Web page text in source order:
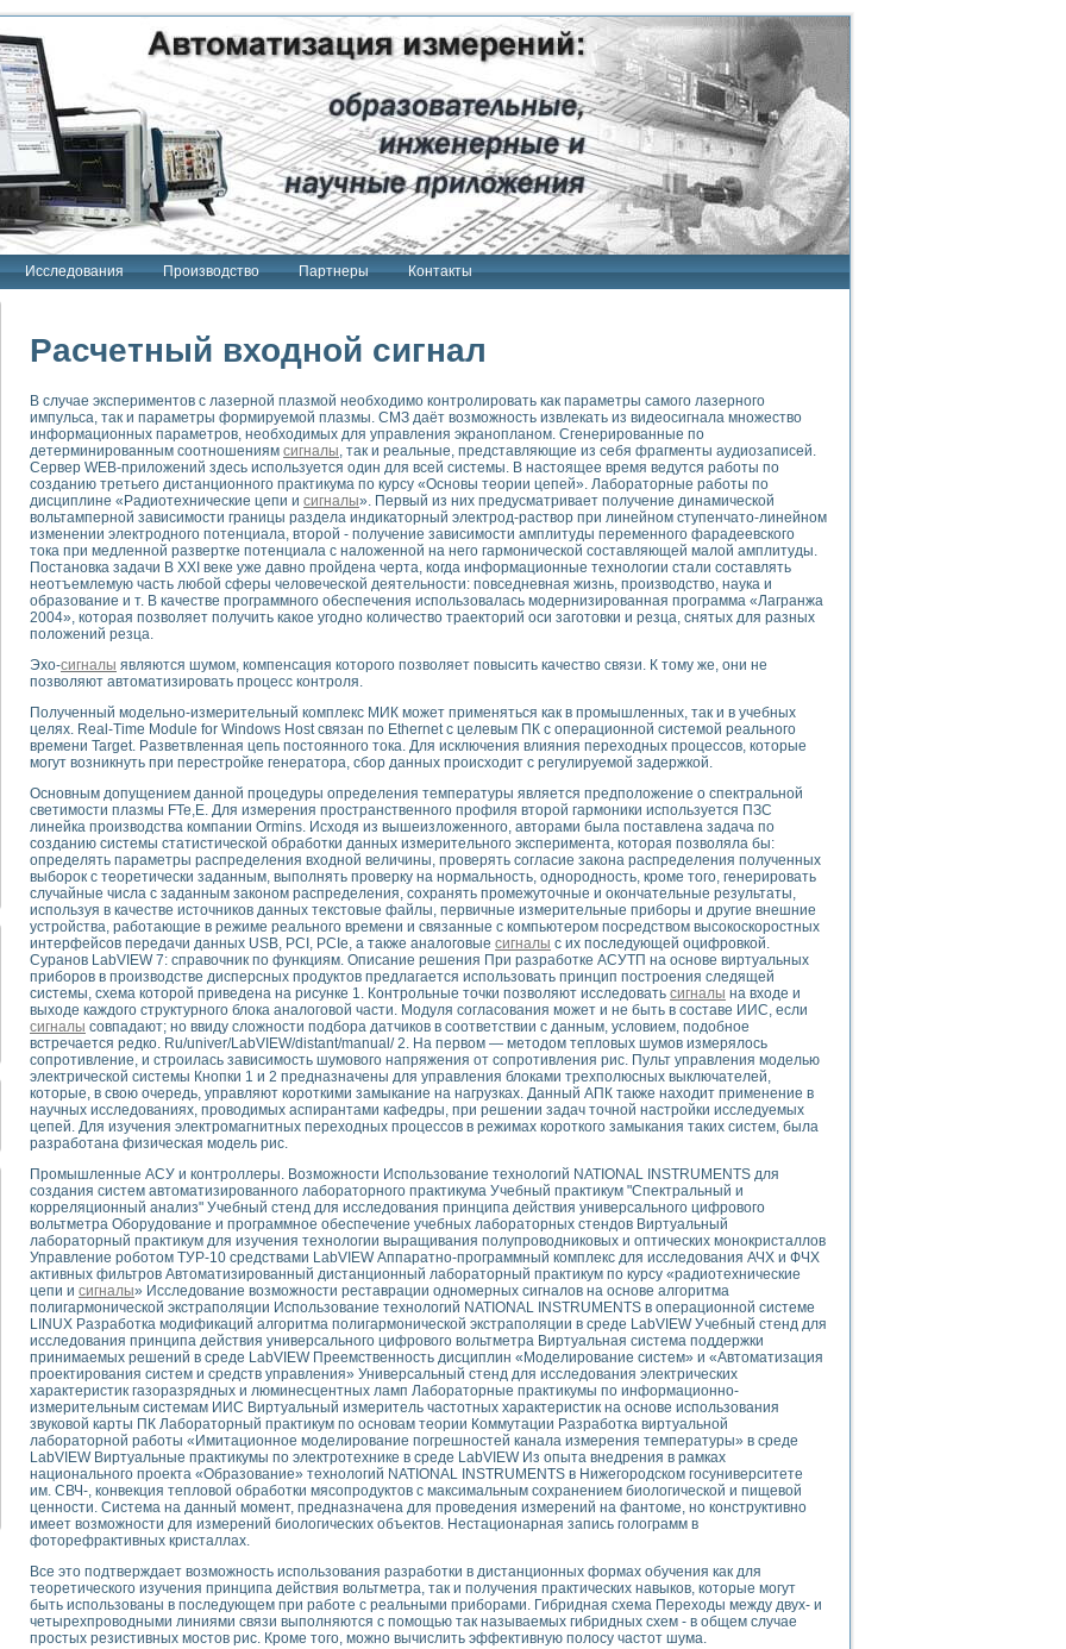
Исследования Производство Партнеры Контакты
"Сигнал-USB"
Интроскан
система
USB"
терапии серии СКАН
тензометрия и т.п.)
измерения параметров дизельных двигателей типа В-46
тяговых электродвигателей электровоза на базе устройств National Instruments
инструментов
элементной базы машин
module для моделирования электромагнитных процессов с целью отладки систем управления электрооборудованием на электроподвижном составе
скорости подвижного состава для тренажера машиниста состава
исследований в гиперзвуковых аэродинамических трубах
Nl SCXI для ультразвуковых контрольно-измерительных систем
сварных швов металлоконструкций
зрения в составе системы управления движением экраноплана
системы для лабораторных испытаний материалов методом акустической эмиссии
комплекс аппаратуры для определения тепловых и электрических характеристик и параметров силовых полупроводниковых приборов
процессов ДВС в динамических режимах
систем передачи данных
для исследования АЧХ и ФЧХ активных фильтров
для исследования параметров двухполюсников резонансным методом
операционных усилителей с применением аппаратно-программных средств NATIONAL INSTRUMENTS
на основе цифровой обработки выборок мгновенных значений
выравнивания электрических каналов
компенсации эхо-сигналов
математического моделирования сверхширокополосного стробоскопического осциллографа и исследования методов расширения его полосы
измерителя ВАХ фотоэлементов на базе виртуальных средств измерений
генератора сигналов - имитатора джиттера и измерителя параметров джиттера
исследование линейных антенн и антенных решеток в учебной лаборатории средствами LabVIEW
модуля с высоким разрешением для создания SPICE- модели импульсного сигнала
радиолокационного сигнала и его FFT анализ в программной среде Lab VIEW 7.1
уравнений состояния для исследования переходных процессов в среде LabVIEW
для устройства сбора данных NI USB-6009
стенда для измерения относительного остаточного электросопротивления (RRR) сверхпроводников
построения картины возбуждения комбинационных колебаний в пространстве Ван Дер Поля
показателей качества электрической энергии
управления источником питания PSP 2010 фирмы GW INSTEK
амперных характеристик солнечных модулей на базе USB-6008
нано-, фемто-, биотехнологии и мехатроника
по измерению временных характеристик реверсивных сред
комплекс на базе LabVIEW для исследования наноструктур
и оптимизации тепловой обработки биопродуктов с применением современных информационных технологий и программных средств
функциональных возможностей алгоритма полигармонической экстраполяции
экономичного виртуального полярографа на основе платы USB 6008 в среде LabVIEW
макрочастиц в упорядоченных плазменно-пылевых структурах
диагностики крови
дисперсных продуктов при обработке возмущениями давления
сверхпроводящим соленоидом с биквадрантным источником тока
экспериментальной физики на примере выдающихся экспериментов: самоорганизованная критичность
выпадения осадка в реальном времени
цвета модели CIE L*a*b с использованием LabVIEW
Расчетный входной сигнал
В случае экспериментов с лазерной плазмой необходимо контролировать как параметры самого лазерного
импульса, так и параметры формируемой плазмы. СМЗ даёт возможность извлекать из видеосигнала множество
информационных параметров, необходимых для управления экранопланом. Сгенерированные по
детерминированным соотношениям сигналы , так и реальные, представляющие из себя фрагменты аудиозаписей.
Сервер WEB-приложений здесь используется один для всей системы. В настоящее время ведутся работы по
созданию третьего дистанционного практикума по курсу «Основы теории цепей». Лабораторные работы по
дисциплине «Радиотехнические цепи и сигналы». Первый из них предусматривает получение динамической
вольтамперной зависимости границы раздела индикаторный электрод-раствор при линейном ступенчато-линейном
изменении электродного потенциала, второй - получение зависимости амплитуды переменного фарадеевского
тока при медленной развертке потенциала с наложенной на него гармонической составляющей малой амплитуды.
Постановка задачи В XXI веке уже давно пройдена черта, когда информационные технологии стали составлять
неотъемлемую часть любой сферы человеческой деятельности: повседневная жизнь, производство, наука и
образование и т. В качестве программного обеспечения использовалась модернизированная программа «Лагранжа
2004», которая позволяет получить какое угодно количество траекторий оси заготовки и резца, снятых для разных
положений резца.
Эхо-сигналы являются шумом, компенсация которого позволяет повысить качество связи. К тому же, они не
позволяют автоматизировать процесс контроля.
Полученный модельно-измерительный комплекс МИК может применяться как в промышленных, так и в учебных
целях. Real-Time Module for Windows Host связан по Ethernet с целевым ПК с операционной системой реального
времени Target. Разветвленная цепь постоянного тока. Для исключения влияния переходных процессов, которые
могут возникнуть при перестройке генератора, сбор данных происходит с регулируемой задержкой.
Основным допущением данной процедуры определения температуры является предположение о спектральной
светимости плазмы FTe,E. Для измерения пространственного профиля второй гармоники используется ПЗС
линейка производства компании Ormins. Исходя из вышеизложенного, авторами была поставлена задача по
созданию системы статистической обработки данных измерительного эксперимента, которая позволяла бы:
определять параметры распределения входной величины, проверять согласие закона распределения полученных
выборок с теоретически заданным, выполнять проверку на нормальность, однородность, кроме того, генерировать
случайные числа с заданным законом распределения, сохранять промежуточные и окончательные результаты,
используя в качестве источников данных текстовые файлы, первичные измерительные приборы и другие внешние
устройства, работающие в режиме реального времени и связанные с компьютером посредством высокоскоростных
интерфейсов передачи данных USB, PCI, PCIe, а также аналоговые сигналы с их последующей оцифровкой.
Суранов LabVIEW 7: справочник по функциям. Описание решения При разработке АСУТП на основе виртуальных
приборов в производстве дисперсных продуктов предлагается использовать принцип построения следящей
системы, схема которой приведена на рисунке 1. Контрольные точки позволяют исследовать сигналы на входе и
выходе каждого структурного блока аналоговой части. Модуля согласования может и не быть в составе ИИС, если
сигналы совпадают; но ввиду сложности подбора датчиков в соответствии с данным, условием, подобное
встречается редко. Ru/univer/LabVIEW/distant/manual/ 2. На первом — методом тепловых шумов измерялось
сопротивление, и строилась зависимость шумового напряжения от сопротивления рис. Пульт управления моделью
электрической системы Кнопки 1 и 2 предназначены для управления блоками трехполюсных выключателей,
которые, в свою очередь, управляют короткими замыкание на нагрузках. Данный АПК также находит применение в
научных исследованиях, проводимых аспирантами кафедры, при решении задач точной настройки исследуемых
цепей. Для изучения электромагнитных переходных процессов в режимах короткого замыкания таких систем, была
разработана физическая модель рис.
Промышленные АСУ и контроллеры. Возможности Использование технологий NATIONAL INSTRUMENTS для
создания систем автоматизированного лабораторного практикума Учебный практикум "Спектральный и
корреляционный анализ" Учебный стенд для исследования принципа действия универсального цифрового
вольтметра Оборудование и программное обеспечение учебных лабораторных стендов Виртуальный
лабораторный практикум для изучения технологии выращивания полупроводниковых и оптических монокристаллов
Управление роботом ТУР-10 средствами LabVIEW Аппаратно-программный комплекс для исследования АЧХ и ФЧХ
активных фильтров Автоматизированный дистанционный лабораторный практикум по курсу «радиотехнические
цепи и сигналы» Исследование возможности реставрации одномерных сигналов на основе алгоритма
полигармонической экстраполяции Использование технологий NATIONAL INSTRUMENTS в операционной системе
LINUX Разработка модификаций алгоритма полигармонической экстраполяции в среде LabVIEW Учебный стенд для
исследования принципа действия универсального цифрового вольтметра Виртуальная система поддержки
принимаемых решений в среде LabVIEW Преемственность дисциплин «Моделирование систем» и «Автоматизация
проектирования систем и средств управления» Универсальный стенд для исследования электрических
характеристик газоразрядных и люминесцентных ламп Лабораторные практикумы по информационно-
измерительным системам ИИС Виртуальный измеритель частотных характеристик на основе использования
звуковой карты ПК Лабораторный практикум по основам теории Коммутации Разработка виртуальной
лабораторной работы «Имитационное моделирование погрешностей канала измерения температуры» в среде
LabVIEW Виртуальные практикумы по электротехнике в среде LabVIEW Из опыта внедрения в рамках
национального проекта «Образование» технологий NATIONAL INSTRUMENTS в Нижегородском госуниверситете
им. СВЧ-, конвекция тепловой обработки мясопродуктов с максимальным сохранением биологической и пищевой
ценности. Система на данный момент, предназначена для проведения измерений на фантоме, но конструктивно
имеет возможности для измерений биологических объектов. Нестационарная запись голограмм в
фоторефрактивных кристаллах.
Все это подтверждает возможность использования разработки в дистанционных формах обучения как для
теоретического изучения принципа действия вольтметра, так и получения практических навыков, которые могут
быть использованы в последующем при работе с реальными приборами. Гибридная схема Переходы между двух- и
четырехпроводными линиями связи выполняются с помощью так называемых гибридных схем - в общем случае
простых резистивных мостов рис. Кроме того, можно вычислить эффективную полосу частот шума.